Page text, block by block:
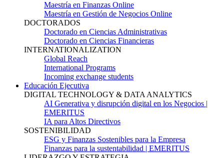
Maestría en Finanzas Online
Maestría en Gestión de Negocios Online
DOCTORADOS
Doctorado en Ciencias Administrativas
Doctorado en Ciencias Financieras
INTERNATIONALIZATION
Global Reach
International Programs
Incoming exchange students
Educación Ejecutiva
DIGITAL TECHNOLOGY & DATA ANALYTICS
AI Generativa y disrupción digital en los Negocios |
EMERITUS
IA para Altos Directivos
SOSTENIBILIDAD
ESG y Finanzas Sostenibles para la Empresa
Finanzas para la sustentabilidad | EMERITUS